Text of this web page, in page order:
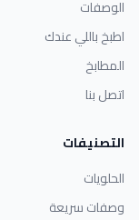
الوصفات
اطبخ باللي عندك
المطابخ
اتصل بنا
التصنيفات
الحلويات
وصفات سريعة